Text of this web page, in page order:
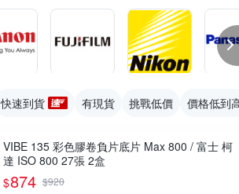
快速到貨 有現貨 挑戰低價 價格低到
VIBE 135 彩色膠卷負片底片 Max 800 / 富士 柯
達 ISO 800 27張 2盒
$874 $920